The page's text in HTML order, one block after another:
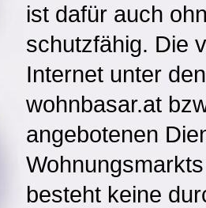
ist dafür auch
schutzfähig. Die
Internet unter
wohnbasar.at
angebotenen
besteht keine